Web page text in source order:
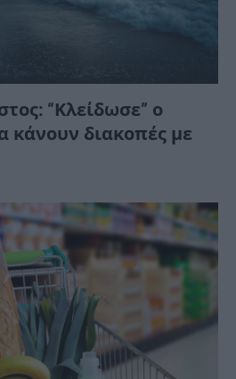
“Κλείδωσε” ο
κάνουν διακοπές με